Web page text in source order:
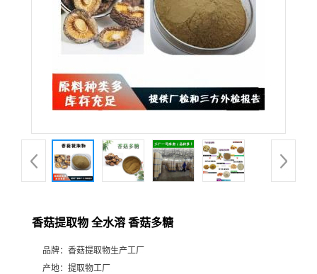
香菇提取物 全水溶 香菇多糖
品牌： 香菇提取物生产工厂
产地： 提取物工厂